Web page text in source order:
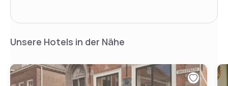
Unsere Hotels in der Nähe